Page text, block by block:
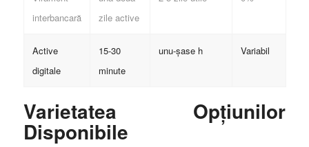
interbancară
zile active
Active
digitale
15-30
minute
unu-șase h Variabil
Varietatea Opțiunilor
Disponibile